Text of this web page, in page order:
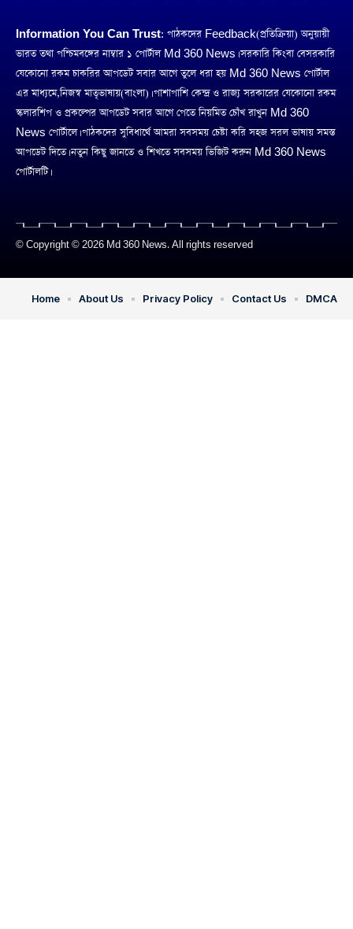
Information You Can Trust: পাঠকদের Feedback(প্রতিক্রিয়া) অনুয়ায়ী
ভারত তথা পশ্চিমবঙ্গের নাম্বার ১ পোর্টাল Md 360 News। সরকারি কিংবা বেসরকারি
যেকোনো রকম চাকরির আপডেট সবার আগে তুলে ধরা হয় Md 360 News পোর্টাল
এর মাধ্যমে,নিজস্ব মাতৃভাষায়(বাংলা)। পাশাপাশি কেন্দ্র ও রাজ্য সরকারের যেকোনো রকম
স্কলারশিপ ও প্রকল্পের আপডেট সবার আগে পেতে নিয়মিত চোঁখ রাখুন Md 360
News পোর্টালে। পাঠকদের সুবিধার্থে আমরা সবসময় চেষ্টা করি সহজ সরল ভাষায় সমস্ত
আপডেট দিতে। নতুন কিছু জানতে ও শিখতে সবসময় ভিজিট করুন Md 360 News
পোর্টালটি।
© Copyright © 2026 Md 360 News. All rights reserved
Home About Us Privacy Policy Contact Us DMCA